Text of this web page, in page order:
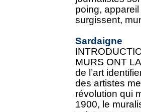
poing,
surgissent,
Sardaigne
MURS ONT
de l’art
des artistes
révolution qui
1900, le